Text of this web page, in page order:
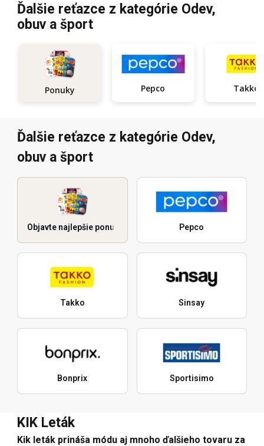
Ďalšie reťazce z kategórie Odev,
obuv a šport
Ponuky Pepco Takko
Ďalšie reťazce z kategórie Odev,
obuv a šport
Objavte najlepšie ponuky Pepco
Takko Sinsay
Bonprix Sportisimo
KIK Leták
Kik leták prináša módu aj mnoho ďalšieho tovaru za